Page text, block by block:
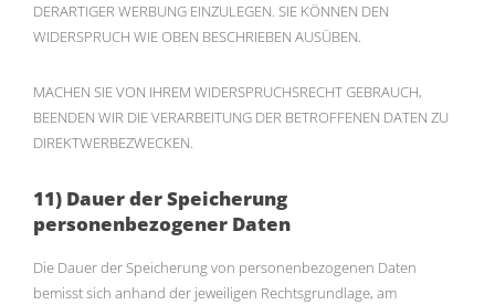
DERARTIGER WERBUNG EINZULEGEN. SIE KÖNNEN DEN
WIDERSPRUCH WIE OBEN BESCHRIEBEN AUSÜBEN.
MACHEN SIE VON IHREM WIDERSPRUCHSRECHT GEBRAUCH,
BEENDEN WIR DIE VERARBEITUNG DER BETROFFENEN DATEN ZU
DIREKTWERBEZWECKEN.
11) Dauer der Speicherung
personenbezogener Daten
Die Dauer der Speicherung von personenbezogenen Daten
bemisst sich anhand der jeweiligen Rechtsgrundlage, am